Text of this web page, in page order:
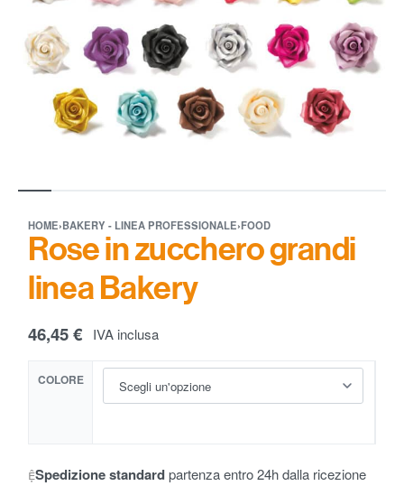
HOME›BAKERY - LINEA PROFESSIONALE›FOOD
Rose in zucchero grandi
linea Bakery
46,45€ IVA inclusa
COLORE
Spedizione standardpartenza entro 24h dalla ricezione